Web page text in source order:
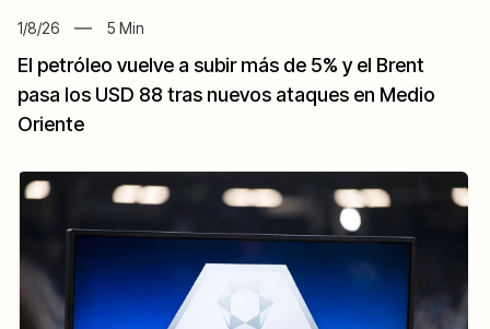
1/8/26 5 Min
El petróleo vuelve a subir más de 5% y el Brent
pasa los USD 88 tras nuevos ataques en Medio
Oriente